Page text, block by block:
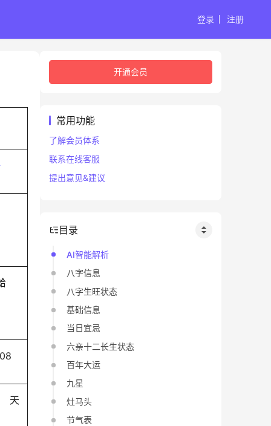
登录 注册
天
开通会员
常用功能
了解会员体系
联系在线客服
提出意见&建议
目录
AI智能解析
八字信息
八字生旺状态
基础信息
当日宜忌
六亲十二长生状态
百年大运
九星
灶马头
节气表